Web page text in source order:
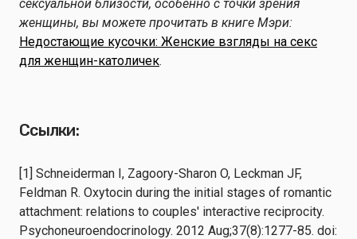
сексуальной близости, особенно с точки зрения
женщины, вы можете прочитать в книге Мэри:
Недостающие кусочки: Женские взгляды на секс
для женщин-католичек.
Ссылки:
[1] Schneiderman I, Zagoory-Sharon O, Leckman JF,
Feldman R. Oxytocin during the initial stages of romantic
attachment: relations to couples' interactive reciprocity.
Psychoneuroendocrinology. 2012 Aug;37(8):1277-85. doi: